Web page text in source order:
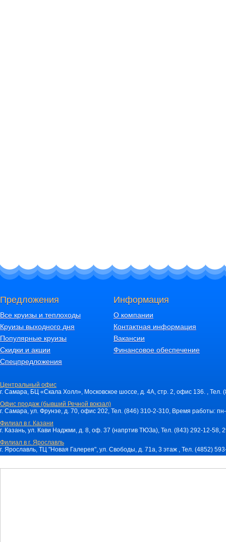
Предложения
Все круизы и теплоходы
Круизы выходного дня
Популярные круизы
Скидки и акции
Спецпредложения
Информация
О компании
Контактная информация
Вакансии
Финансовое обеспечение
Центральный офис
г. Самара, БЦ «Скала Холл», Московское шоссе, д. 4А, стр. 2, офис 136. ,
Офис продаж (бывший Речной вокзал)
г. Самара, ул. Фрунзе, д. 70, офис 202, Тел. (846) 310-2-310, Время работы:
Филиал в г. Казани
г. Казань, ул. Кави Наджми, д. 8, оф. 37 (напртив ТЮЗа), Тел. (843) 292-12-
Филиал в г. Ярославль
г. Ярославль, ТЦ "Новая Галерея", ул. Свободы, д. 71a, 3 этаж , Тел. (4852)